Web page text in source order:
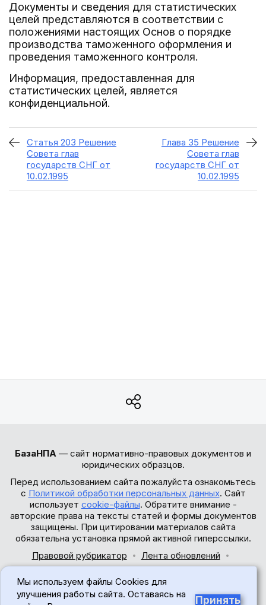
Документы и сведения для статистических
целей представляются в соответствии с
положениями настоящих Основ о порядке
производства таможенного оформления и
проведения таможенного контроля.
Информация, предоставленная для
статистических целей, является
конфиденциальной.
Статья 203 Решение
Совета глав
государств СНГ от
10.02.1995
Глава 35 Решение
Совета глав
государств СНГ от
10.02.1995
БазаНПА — сайт нормативно-правовых документов и
юридических образцов.
Перед использованием сайта пожалуйста ознакомьтесь
с Политикой обработки персональных данных. Сайт
использует cookie-файлы. Обратите внимание -
авторские права на тексты статей и формы документов
защищены. При цитировании материалов сайта
обязательна установка прямой активной гиперссылки.
Правовой рубрикатор
Лента обновлений
© 2017-2026
Мы используем файлы Cookies для
улучшения работы сайта. Оставаясь на
Принять